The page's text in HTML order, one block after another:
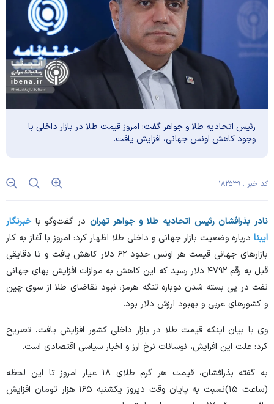
رئیس اتحادیه طلا و جواهر گفت: امروز قیمت طلا در بازار داخلی با
وجود کاهش اونس جهانی، افزایش یافت.
کد خبر : ۱۸۲۵۳۹
نادر بذرافشان رئیس اتحادیه طلا و جواهر تهران در گفت‌و‌گو با خبرنگار
ایبنا درباره وضعیت بازار جهانی و داخلی طلا اظهار کرد: امروز با آغاز به کار
بازار‌های جهانی قیمت هر اونس حدود ۶۲ دلار کاهش یافت و تا دقایقی
قبل به رقم ۴۷۹۲ دلار رسید که این کاهش به موازات افزایش بهای جهانی
نفت در پی بسته شدن دوباره تنگه هرمز، نبود تقاضای طلا از سوی چین
و کشور‌های عربی و بهبود ارزش دلار بود.
وی با بیان اینکه قیمت طلا در بازار داخلی کشور افزایش یافت، تصریح
کرد: علت این افزایش، نوسانات نرخ ارز و اخبار سیاسی اقتصادی است.
به گفته بذرافشان، قیمت هر گرم طلای ۱۸ عیار امروز تا این لحظه
(ساعت ۱۵)نسبت به پایان وقت دیروز یکشنبه ۱۶۵ هزار تومان افزایش